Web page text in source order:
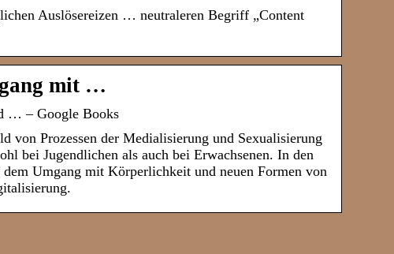
Auslösereizen … neutraleren Begriff „Content
mit …
… – Google Books
von Prozessen der Medialisierung und Sexualisierung
bei Jugendlichen als auch bei Erwachsenen. In den
Umgang mit Körperlichkeit und neuen Formen von